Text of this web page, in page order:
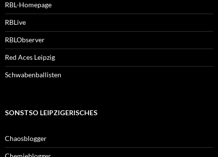
RBL-Homepage
RBLive
RBLObserver
Red Aces Leipzig
Schwabenballisten
SONSTSO LEIPZIGERISCHES
Chaosblogger